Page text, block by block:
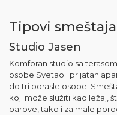
Tipovi smeštaja
Studio Jasen
Komforan studio sa
osobe.Svetao i prijatan
do tri odrasle osobe.
koji može služiti kao ležaj,
parove, tako i za male